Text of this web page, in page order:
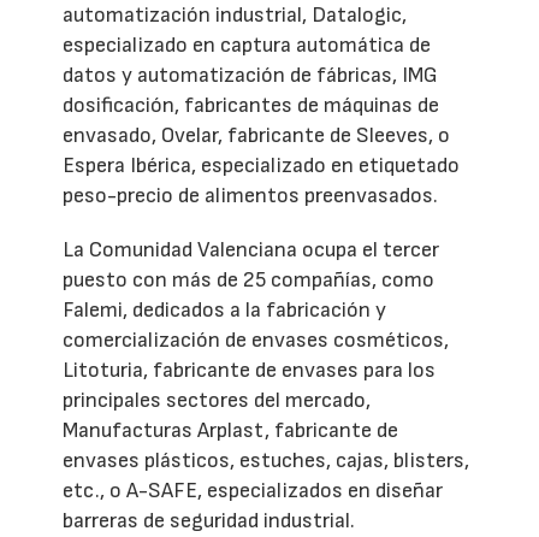
automatización industrial, Datalogic,
especializado en captura automática de
datos y automatización de fábricas, IMG
dosificación, fabricantes de máquinas de
envasado, Ovelar, fabricante de Sleeves, o
Espera Ibérica, especializado en etiquetado
peso-precio de alimentos preenvasados.
La Comunidad Valenciana ocupa el tercer
puesto con más de 25 compañías, como
Falemi, dedicados a la fabricación y
comercialización de envases cosméticos,
Litoturia, fabricante de envases para los
principales sectores del mercado,
Manufacturas Arplast, fabricante de
envases plásticos, estuches, cajas, blisters,
etc., o A-SAFE, especializados en diseñar
barreras de seguridad industrial.